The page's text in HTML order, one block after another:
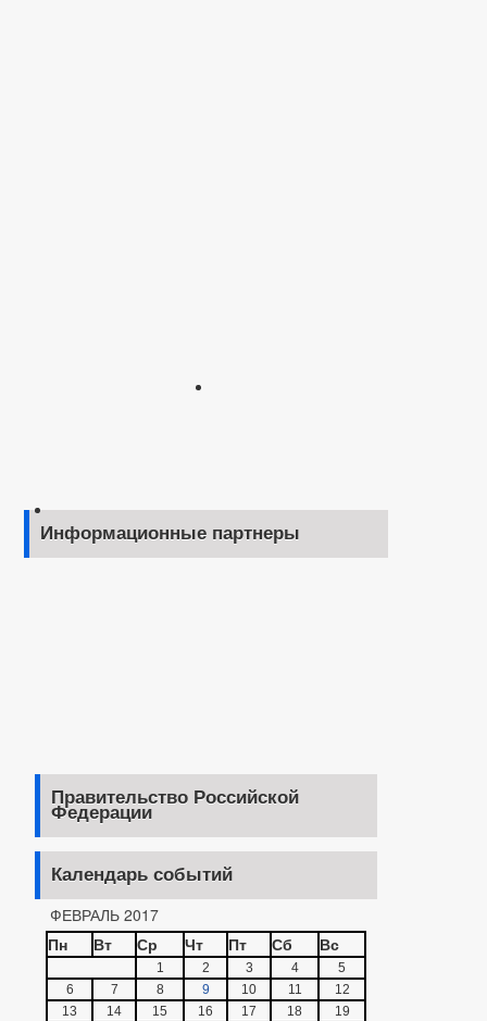
Информационные партнеры
Правительство Российской
Федерации
Календарь событий
ФЕВРАЛЬ 2017
Пн
Вт Ср Чт Пт Сб Вс
1 2 3 4
5
6
7 8 9 10 11
12
13
14 15 16 17 18
19